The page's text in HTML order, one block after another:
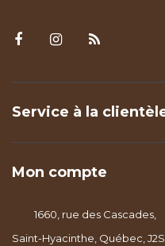
Service à la
Mon compte
1660, rue des Cascades,
Saint-Hyacinthe, Québec,